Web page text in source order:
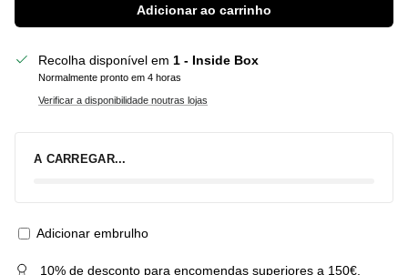
Adicionar ao carrinho
Recolha disponível em 1 - Inside Box
Normalmente pronto em 4 horas
Verificar a disponibilidade noutras lojas
A CARREGAR...
Adicionar embrulho
10% de desconto para encomendas superiores a 150€.